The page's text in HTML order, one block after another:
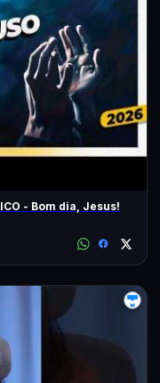
- Bom dia, Jesus!